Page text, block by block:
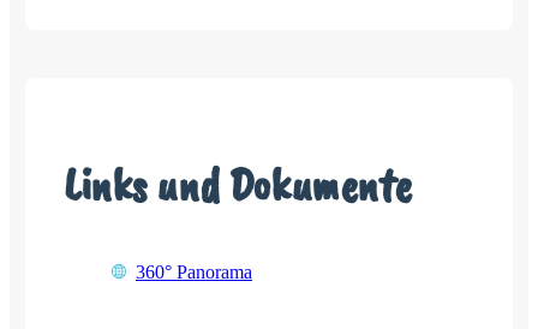
Links und Dokumente
360° Panorama